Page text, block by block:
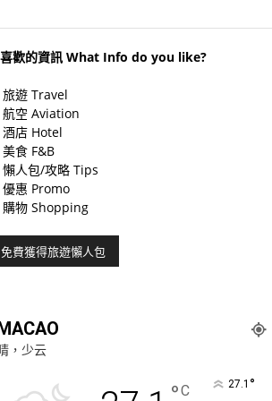
歡的資訊 What Info do you like?
旅遊 Travel
航空 Aviation
酒店 Hotel
美食 F&B
懶人包/攻略 Tips
優惠 Promo
購物 Shopping
，少云
C 27.1 °